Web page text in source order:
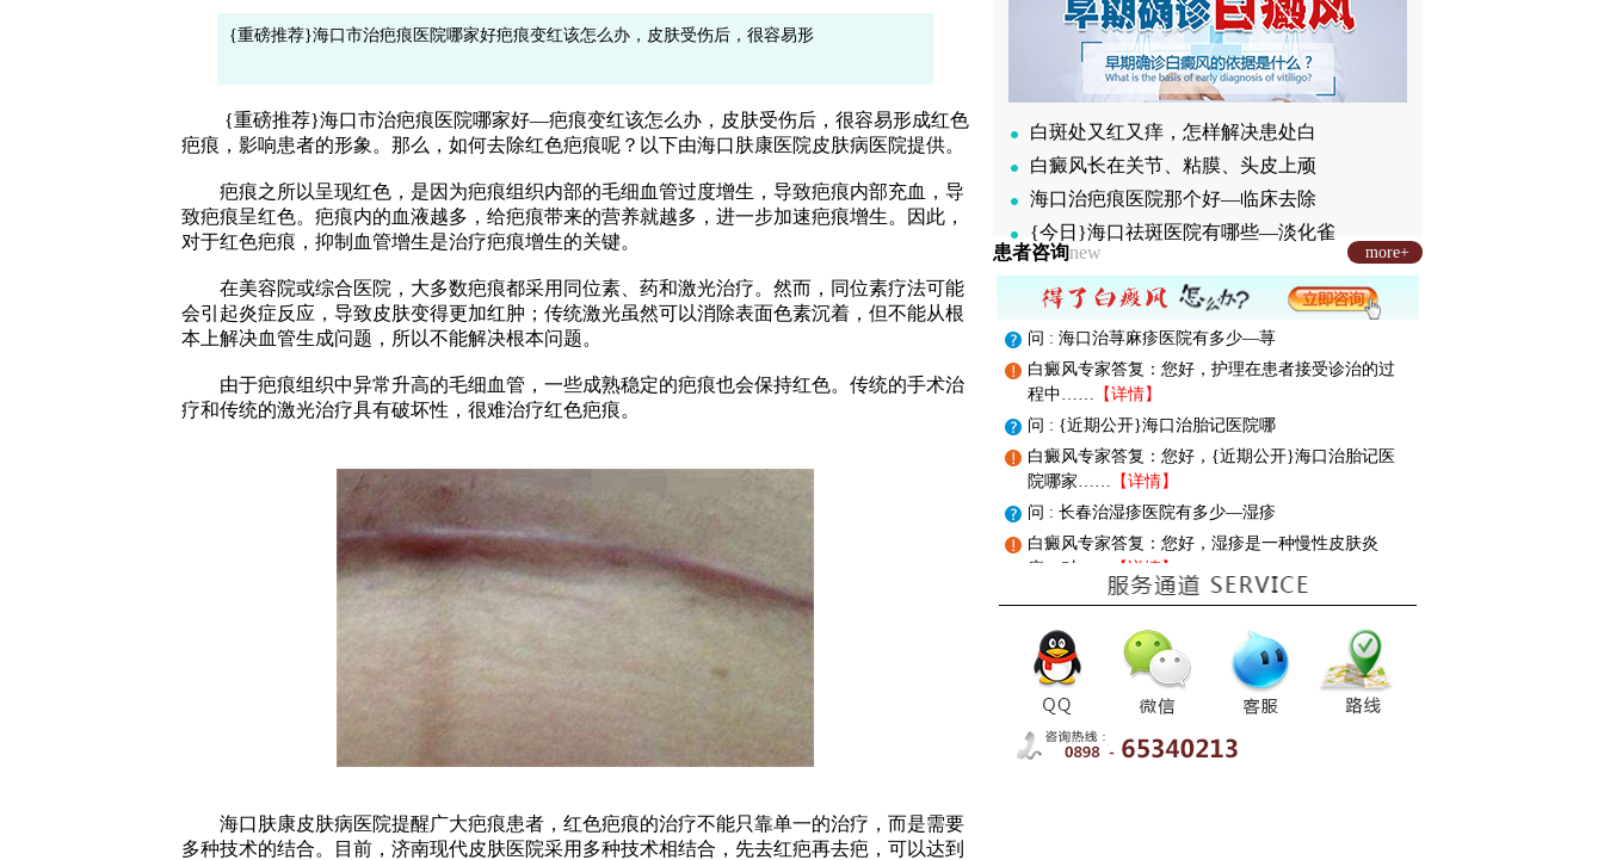
{重磅推荐}海口市治疤痕医院哪家好疤痕变红该怎么办，皮肤受伤后，很容易形
{重磅推荐}海口市治疤痕医院哪家好—疤痕变红该怎么办，皮肤受伤后，很容易形成红色
疤痕，影响患者的形象。那么，如何去除红色疤痕呢？以下由海口肤康医院皮肤病医院提供。
疤痕之所以呈现红色，是因为疤痕组织内部的毛细血管过度增生，导致疤痕内部充血，导
致疤痕呈红色。疤痕内的血液越多，给疤痕带来的营养就越多，进一步加速疤痕增生。因此，
对于红色疤痕，抑制血管增生是治疗疤痕增生的关键。
在美容院或综合医院，大多数疤痕都采用同位素、药和激光治疗。然而，同位素疗法可能
会引起炎症反应，导致皮肤变得更加红肿；传统激光虽然可以消除表面色素沉着，但不能从根
本上解决血管生成问题，所以不能解决根本问题。
由于疤痕组织中异常升高的毛细血管，一些成熟稳定的疤痕也会保持红色。传统的手术治
疗和传统的激光治疗具有破坏性，很难治疗红色疤痕。
海口肤康皮肤病医院提醒广大疤痕患者，红色疤痕的治疗不能只靠单一的治疗，而是需要
多种技术的结合。目前，济南现代皮肤医院采用多种技术相结合，先去红疤再去疤，可以达到
白斑处又红又痒，怎样解决患处白
白癜风长在关节、粘膜、头皮上顽
海口治疤痕医院那个好—临床去除
{今日}海口祛斑医院有哪些—淡化雀
患者咨询new more+
问 : 海口治荨麻疹医院有多少—荨
白癜风专家答复：您好，护理在患者接受诊治的过
程中…… 【详情】
问 : {近期公开}海口治胎记医院哪
白癜风专家答复：您好，{近期公开}海口治胎记医
院哪家…… 【详情】
问 : 长春治湿疹医院有多少—湿疹
白癜风专家答复：您好，湿疹是一种慢性皮肤炎
症，对……
【详情】